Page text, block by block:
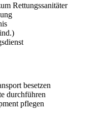
Rettungssanitäter
besetzen
durchführen
pflegen